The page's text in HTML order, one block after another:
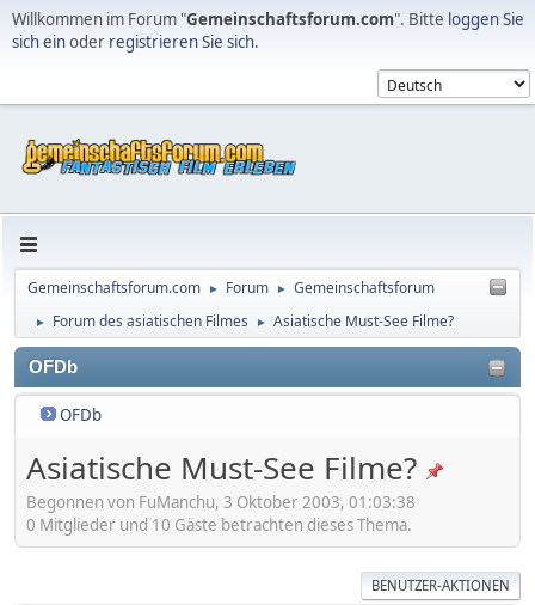
Willkommen im Forum "Gemeinschaftsforum.com". Bitte loggen Sie
sich einoder registrieren Sie sich.
Gemeinschaftsforum.com ► Forum ► Gemeinschaftsforum
► Forum des asiatischen Filmes ► Asiatische Must-See Filme?
OFDb
OFDb
Asiatische Must-See Filme?
Begonnen von FuManchu, 3 Oktober 2003, 01:03:38
0 Mitglieder und 10 Gäste betrachten dieses Thema.
BENUTZER-AKTIONEN